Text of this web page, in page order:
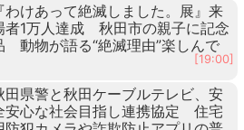
『わけあって絶滅しました。展』来
者1万人達成 秋田市の親子に記念
動物が語る“絶滅理由”楽しんで
[19:00]
田県警と秋田ケーブルテレビ、安
安心な社会目指し連携協定 住宅